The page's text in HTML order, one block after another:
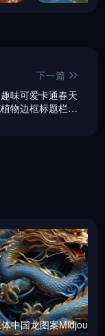
下一篇
味可爱卡通春天
物边框标题栏背